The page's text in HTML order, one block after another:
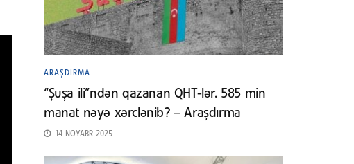
ARAŞDIRMA
“Şuşa ili”ndən qazanan QHT-lər. 585 min
manat nəyə xərclənib? – Araşdırma
14 NOYABR 2025